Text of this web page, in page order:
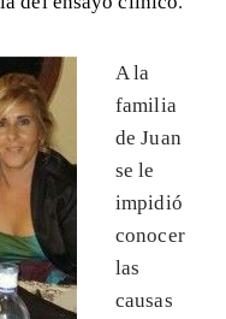
A la
familia
de Juan
se le
impidió
conocer
las
causas